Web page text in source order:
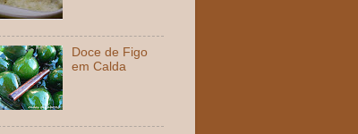
Doce de Figo
em Calda